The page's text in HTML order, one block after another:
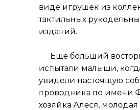
виде игрушек из
тактильных
изданий.
Ещё больший
испытали малыши,
увидели настоящую
проводника по имени
хозяйка Алеся, молодая